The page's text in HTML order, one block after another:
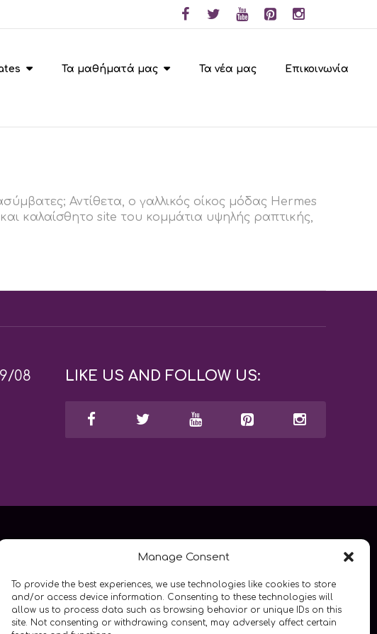
Manage Consent
To provide the best experiences, we use technologies like cookies to store
and/or access device information. Consenting to these technologies will
allow us to process data such as browsing behavior or unique IDs on this
site. Not consenting or withdrawing consent, may adversely affect certain
Τα μαθήματά μας Τα νέα μας Επικοινωνία
Αντίθετα, ο γαλλικός οίκος μόδας Hermes
καλαίσθητο site του κομμάτια υψηλής ραπτικής,
08 LIKE US AND FOLLOW US: